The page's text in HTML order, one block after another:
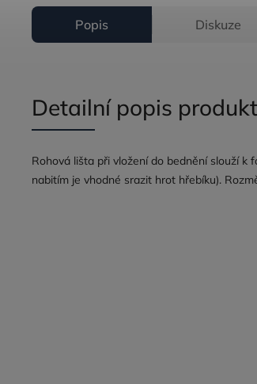
Popis Diskuze
Detailní popis
Rohová lišta při vložení do bednění slouží k
nabitím je vhodné srazit hrot hřebíku).